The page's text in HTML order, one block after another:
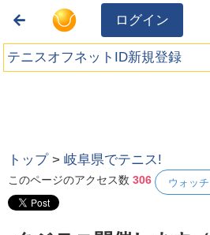
ログイン
テニスオフネットID新規登録
トップ >岐阜県でテニス!
このページのアクセス数306 ウォッ